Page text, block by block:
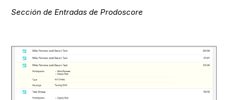
Sección de Entradas de Prodoscore